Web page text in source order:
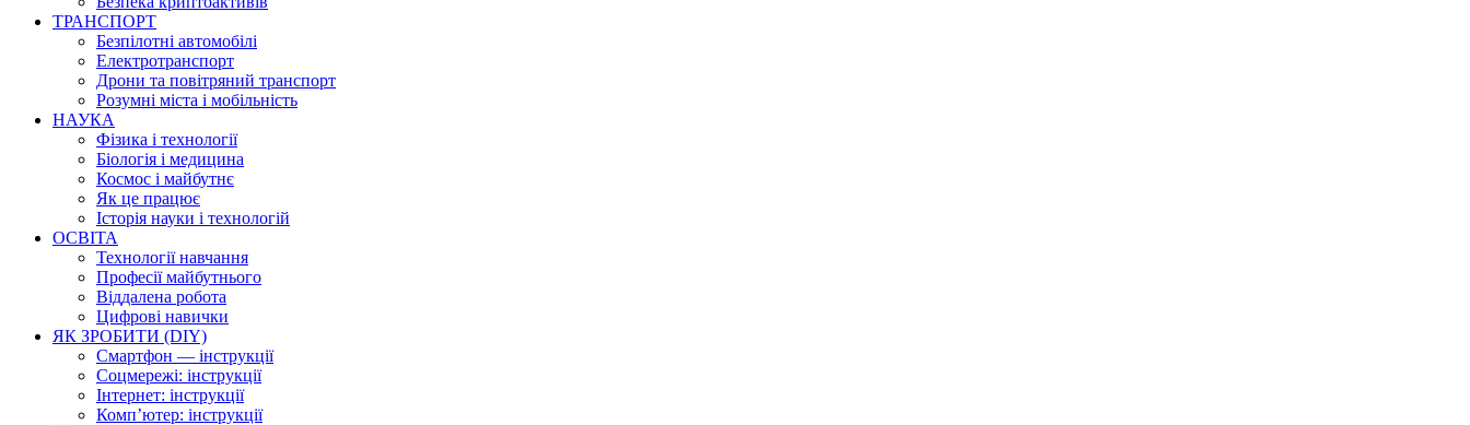
ТРАНСПОРТ
Безпілотні автомобілі
Електротранспорт
Дрони та повітряний транспорт
Розумні міста і мобільність
НАУКА
Фізика і технології
Біологія і медицина
Космос і майбутнє
Як це працює
Історія науки і технологій
ОСВІТА
Технології навчання
Професії майбутнього
Віддалена робота
Цифрові навички
ЯК ЗРОБИТИ (DIY)
Смартфон — інструкції
Соцмережі: інструкції
Інтернет: інструкції
Комп’ютер: інструкції